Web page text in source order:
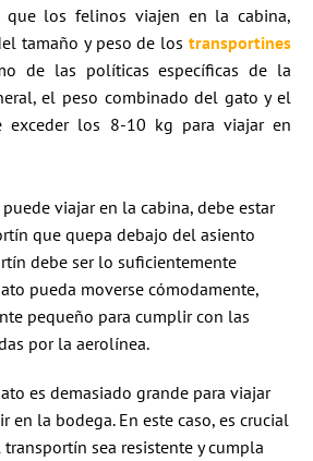
que los felinos viajen en la cabina,
tamaño y peso de los transportines
de las políticas específicas de la
el peso combinado del gato y el
exceder los 8-10 kg para viajar en
viajar en la cabina, debe estar
que quepa debajo del asiento
debe ser lo suficientemente
pueda moverse cómodamente,
pequeño para cumplir con las
por la aerolínea.
es demasiado grande para viajar
en la bodega. En este caso, es crucial
sea resistente y cumpla